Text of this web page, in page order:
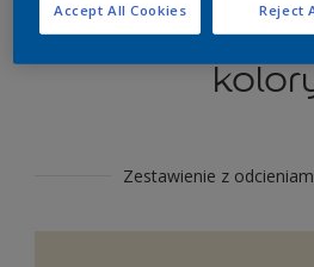
Sekcja
Zestawienie z
Reject
Accept All Cookies